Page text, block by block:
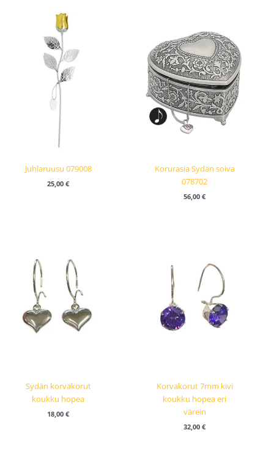
Juhlaruusu 079008
25,00 €
Korurasia Sydän soiva
078702
56,00 €
Sydän korvakorut
koukku hopea
18,00 €
Korvakorut 7mm kivi
koukku hopea eri
värein
32,00 €